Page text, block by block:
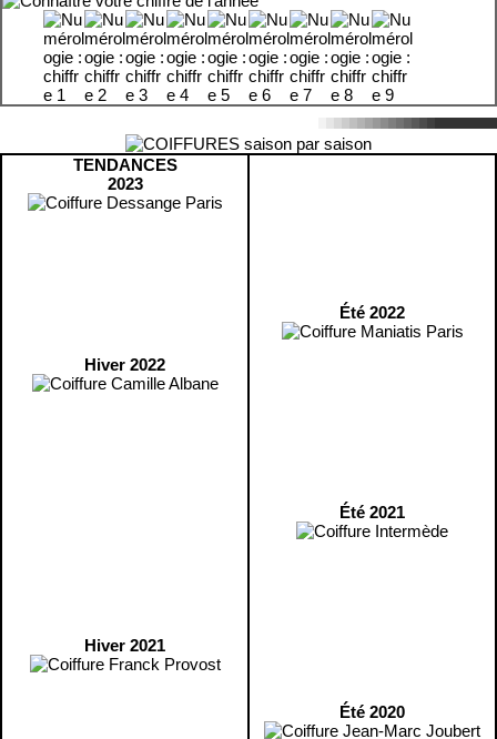
TENDANCES
2023
Hiver 2022
Hiver 2021
Été 2022
Été 2021
Été 2020